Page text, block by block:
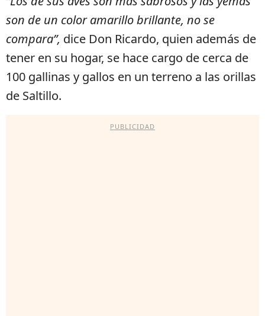
son de un color amarillo brillante, no se
compara”, dice Don Ricardo, quien además de
tener en su hogar, se hace cargo de cerca de
100 gallinas y gallos en un terreno a las orillas
de Saltillo.
PUBLICIDAD